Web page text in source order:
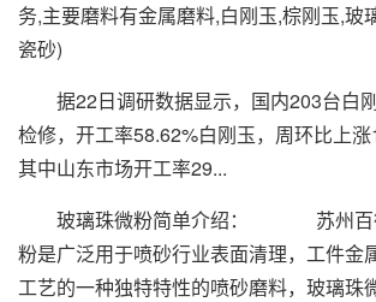
务,主要磨料有金属磨料,白刚玉,棕刚玉,玻
瓷砂)
据22日调研数据显示，国内203台白
检修，开工率58.62%白刚玉，周环比上涨
其中山东市场开工率29...
玻璃珠微粉简单介绍： 苏州百德
粉是广泛用于喷砂行业表面清理，工件金
工艺的一种独特特性的喷砂磨料，玻璃珠